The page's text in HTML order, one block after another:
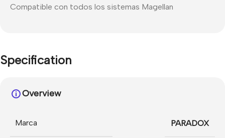
Compatible con todos los sistemas Magellan
Specification
Overview
Marca PARADOX